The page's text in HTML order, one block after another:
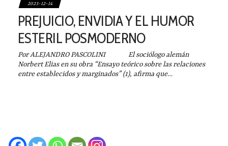
2023-12-14
PREJUICIO, ENVIDIA Y EL HUMOR
ESTERIL POSMODERNO
Por ALEJANDRO PASCOLINI El sociólogo alemán
Norbert Elias en su obra “Ensayo teórico sobre las relaciones
entre establecidos y marginados” (1), afirma que…